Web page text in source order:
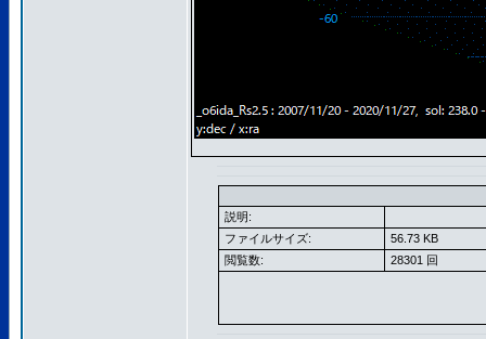
説明:
ファイルサイズ:
56.73 KB
閲覧数:
28301 回